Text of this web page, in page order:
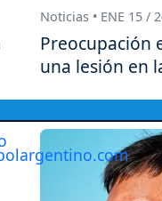
Noticias • ENE 15 /
Preocupación
una lesión en